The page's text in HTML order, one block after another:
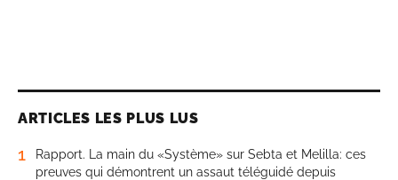
ARTICLES LES PLUS LUS
1
Rapport. La main du «Système» sur Sebta et Melilla: ces
preuves qui démontrent un assaut téléguidé depuis